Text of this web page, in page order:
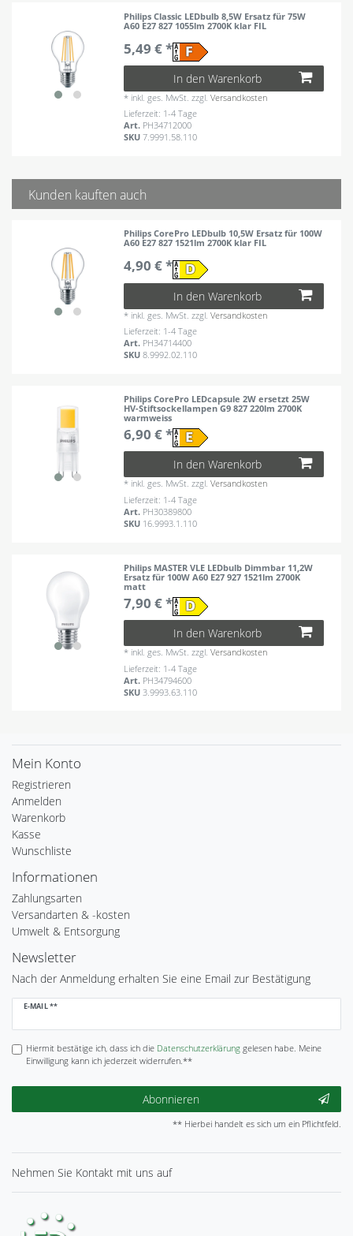
Philips Classic LEDbulb 8,5W Ersatz für 75W
A60 E27 827 1055lm 2700K klar FIL
5,49 € *
In den Warenkorb
* inkl. ges. MwSt. zzgl.Versandkosten
Lieferzeit: 1-4 Tage
Art. PH34712000
SKU7.9991.58.110
Kunden kauften auch
Philips CorePro LEDbulb 10,5W Ersatz für 100W
A60 E27 827 1521lm 2700K klar FIL
4,90 € *
In den Warenkorb
* inkl. ges. MwSt. zzgl.Versandkosten
Lieferzeit: 1-4 Tage
Art. PH34714400
SKU8.9992.02.110
Philips CorePro LEDcapsule 2W ersetzt 25W
HV-Stiftsockellampen G9 827 220lm 2700K
warmweiss
6,90 € *
In den Warenkorb
* inkl. ges. MwSt. zzgl.Versandkosten
Lieferzeit: 1-4 Tage
Art. PH30389800
SKU 16.9993.1.110
Philips MASTER VLE LEDbulb Dimmbar 11,2W
Ersatz für 100W A60 E27 927 1521lm 2700K
matt
7,90 € *
In den Warenkorb
* inkl. ges. MwSt. zzgl.Versandkosten
Lieferzeit: 1-4 Tage
Art. PH34794600
SKU 3.9993.63.110
Mein Konto
Registrieren
Anmelden
Warenkorb
Kasse
Wunschliste
Informationen
Zahlungsarten
Versandarten & -kosten
Umwelt & Entsorgung
Newsletter
Nach der Anmeldung erhalten Sie eine Email zur Bestätigung
E-MAIL **
Newsletter
Hiermit bestätige ich, dass ich die Daten­schutz­erklärunggelesen habe. Meine
Einwilligung kann ich jederzeit widerrufen.**
Abonnieren
** Hierbei handelt es sich um ein Pflichtfeld.
Nehmen Sie Kontakt mit uns auf